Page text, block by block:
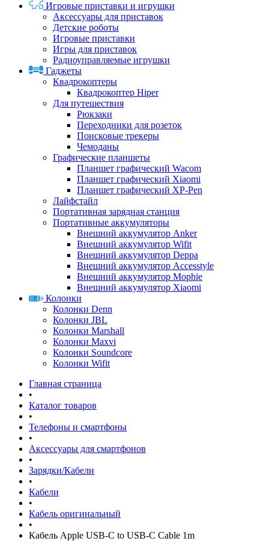
Игровые приставки и игрушки
Аксессуары для приставок
Детские роботы
Игровые приставки
Игры для приставок
Радиоуправляемые игрушки
Гаджеты
Квадрокоптеры
Квадрокоптер Hiper
Для путешествия
Рюкзаки
Переходники для розеток
Поисковые трекеры
Чемоданы
Графические планшеты
Планшет графический Wacom
Планшет графический Xiaomi
Планшет графический XP-Pen
Лайфстайл
Портативная зарядная станция
Портативные аккумуляторы
Внешний аккумулятор Anker
Внешний аккумулятор Wifit
Внешний аккумулятор Deppa
Внешний аккумулятор Accesstyle
Внешний аккумулятор Mophie
Внешний аккумулятор Xiaomi
Колонки
Колонки Denn
Колонки JBL
Колонки Marshall
Колонки Maxvi
Колонки Soundcore
Колонки Wifit
Главная страница
•
Каталог товаров
•
Телефоны и смартфоны
•
Аксессуары для смартфонов
•
Зарядки/Кабели
•
Кабели
•
Кабель оригинальный
•
Кабель Apple USB-C to USB-C Cable 1m